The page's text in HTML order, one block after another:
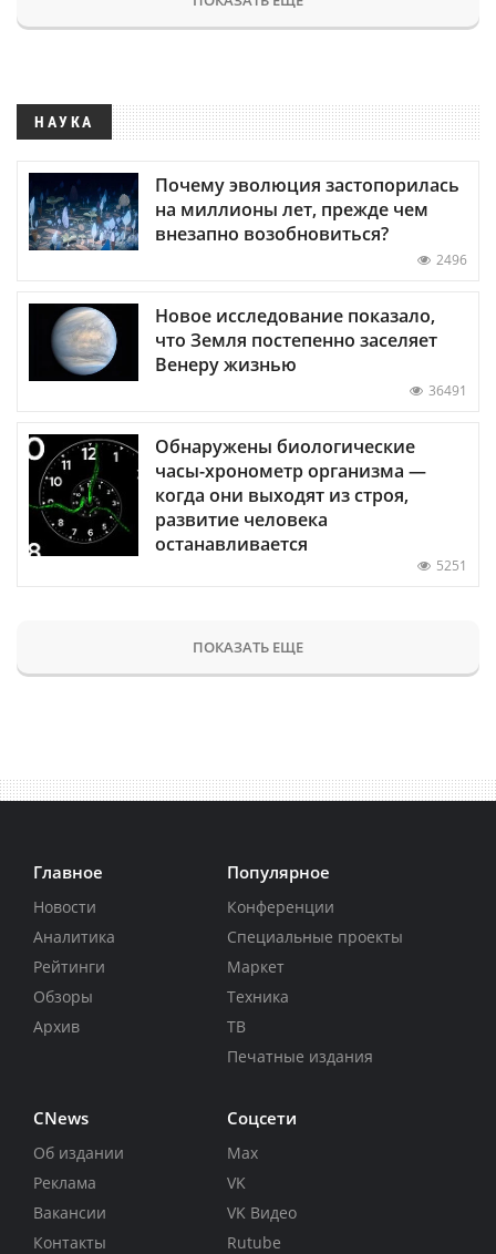
НАУКА
Почему эволюция застопорилась
на миллионы лет, прежде чем
внезапно возобновиться?
2496
Новое исследование показало,
что Земля постепенно заселяет
Венеру жизнью
36491
Обнаружены биологические
часы-хронометр организма —
когда они выходят из строя,
развитие человека
останавливается
5251
ПОКАЗАТЬ ЕЩЕ
Главное
Новости
Аналитика
Рейтинги
Обзоры
Архив
Популярное
Конференции
Специальные проекты
Маркет
Техника
ТВ
Печатные издания
CNews
Об издании
Реклама
Вакансии
Контакты
Соцсети
Max
VK
VK Видео
Rutube